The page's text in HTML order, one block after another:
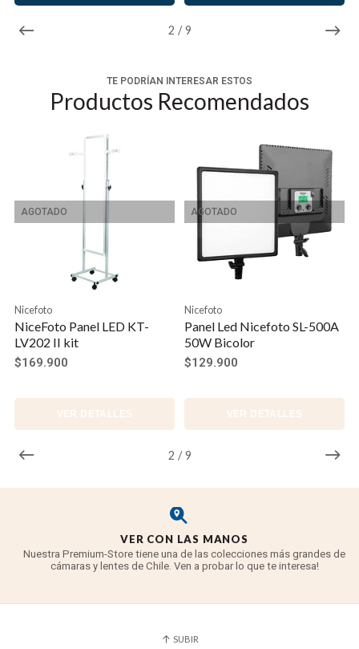
CRI
≥96
TLCI
≥96
46000LM 4500LM
Angulo 120º
45º
Ajustes Potencia
Transmisor
Bluethooth 5.0/ Aplicación
Transmisor
Sistema de
Ventilador
2 / 9
TE PODRÍAN INTERESAR ESTOS
Productos Recomendados
2 / 9
AGOTADO
Nicefoto
NiceFoto Panel LED KT-
LV202 II kit
$169.900
VER DETALLES
AGOTADO
Nicefoto
Panel Led Nicefoto SL-500A
50W Bicolor
$129.900
VER DETALLES
VER CON LAS MANOS
Nuestra Premium-Store tiene una de las colecciones más grandes de
cámaras y lentes de Chile. Ven a probar lo que te interesa!
SUBIR